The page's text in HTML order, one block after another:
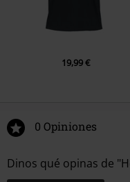
19,99 €
0 Opiniones
Dinos qué opinas de